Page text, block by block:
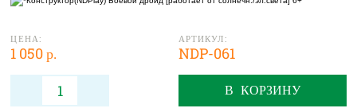
ЦЕНА:
1 050 р.
АРТИКУЛ:
NDP-061
В КОРЗИНУ